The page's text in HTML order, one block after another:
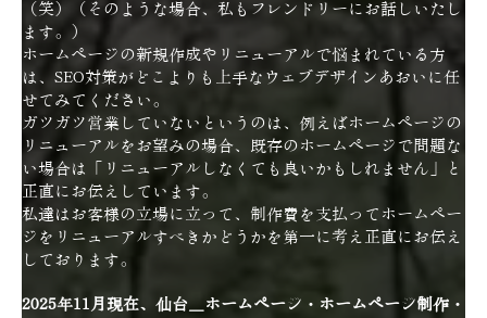
（笑）（そのような場合、私もフレンドリーにお話しいたし
ます。）
ホームページの新規作成やリニューアルで悩まれている方
は、SEO対策がどこよりも上手なウェブデザインあおいに任
せてみてください。
ガツガツ営業していないというのは、例えばホームページの
リニューアルをお望みの場合、既存のホームページで問題な
い場合は「リニューアルしなくても良いかもしれません」と
正直にお伝えしています。
私達はお客様の立場に立って、制作費を支払ってホームペー
ジをリニューアルすべきかどうかを第一に考え正直にお伝え
しております。
2025年11月現在、仙台＿ホームページ・ホームページ制作・